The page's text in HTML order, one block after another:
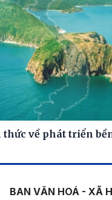
thức về phát triển
BAN VĂN HOÁ - XÃ